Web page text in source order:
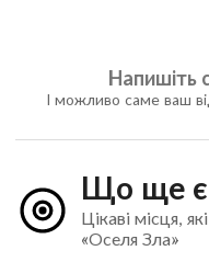
Напишіть
І можливо саме ваш
Що ще є
Цікаві місця,
«Оселя Зла»